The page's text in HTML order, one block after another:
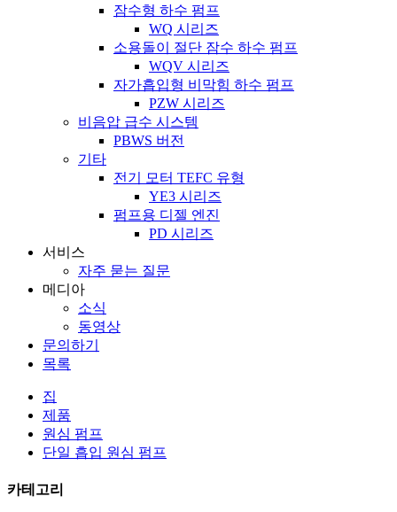
잠수형 하수 펌프
WQ 시리즈
소용돌이 절단 잠수 하수 펌프
WQV 시리즈
자가흡입형 비막힘 하수 펌프
PZW 시리즈
비음압 급수 시스템
PBWS 버전
기타
전기 모터 TEFC 유형
YE3 시리즈
펌프용 디젤 엔진
PD 시리즈
서비스
자주 묻는 질문
메디아
소식
동영상
문의하기
목록
집
제품
원심 펌프
단일 흡입 원심 펌프
카테고리